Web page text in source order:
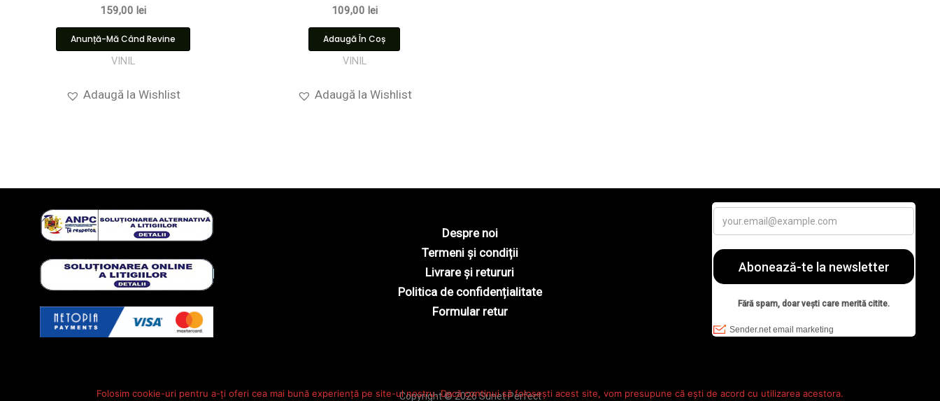
159,00 lei
Anunță-Mă Când Revine
VINIL
Adaugă la Wishlist
109,00 lei
Adaugă În Coș
VINIL
Adaugă la Wishlist
Despre noi
Termeni și condiții
Livrare și retururi
Politica de confidențialitate
Formular retur
Copyright © 2026 Sunet Perfect
Folosim cookie-uri pentru a-ți oferi cea mai bună experiență pe site-ul nostru. Dacă continui să folosești acest site, vom presupune că ești de acord cu utilizarea acestora.